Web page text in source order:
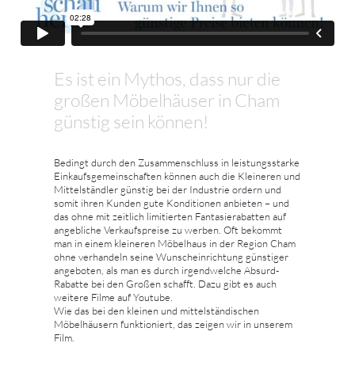
Es ist ein Mythos, dass nur die
großen Möbelhäuser in Cham
günstig sein können!
Bedingt durch den Zusammenschluss in leistungsstarke
Einkaufsgemeinschaften können auch die Kleineren und
Mittelständler günstig bei der Industrie ordern und
somit ihren Kunden gute Konditionen anbieten – und
das ohne mit zeitlich limitierten Fantasierabatten auf
angebliche Verkaufspreise zu werben. Oft bekommt
man in einem kleineren Möbelhaus in der Region Cham
ohne verhandeln seine Wunscheinrichtung günstiger
angeboten, als man es durch irgendwelche Absurd-
Rabatte bei den Großen schafft. Dazu gibt es auch
weitere Filme auf Youtube.
Wie das bei den kleinen und mittelständischen
Möbelhäusern funktioniert, das zeigen wir in unserem
Film.